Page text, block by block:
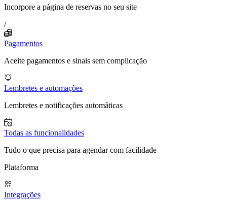
Incorpore a página de reservas no seu site
/
Pagamentos
Aceite pagamentos e sinais sem complicação
Lembretes e automações
Lembretes e notificações automáticas
Todas as funcionalidades
Tudo o que precisa para agendar com facilidade
Plataforma
Integrações